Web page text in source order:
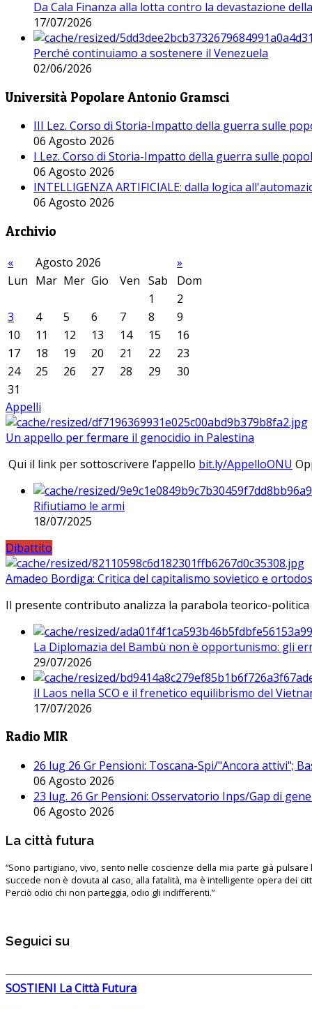
Da Cala Finanza alla lotta contro la devastazione
17/07/2026
Perché continuiamo a sostenere il Venezuela
02/06/2026
Università Popolare Antonio Gramsci
III Lez. Corso di Storia-Impatto della guerra sulle
06 Agosto 2026
I Lez. Corso di Storia-Impatto della guerra sulle
06 Agosto 2026
INTELLIGENZA ARTIFICIALE: dalla logica
06 Agosto 2026
Archivio
« Agosto 2026
»
Lun Mar Mer Gio Ven Sab
Dom
1
2
3
4 5 6 7 8
9
10
11 12 13 14 15
16
17
18 19 20 21 22
23
24
25 26 27 28 29
30
31
Appelli
Un appello per fermare il genocidio in Palestina
Qui il link per sottoscrivere l’appello bit.ly/AppelloONU
Rifiutiamo le armi
18/07/2025
Dibattito
Amadeo Bordiga: Critica del capitalismo sovietico e
Il presente contributo analizza la parabola teorico-
La Diplomazia del Bambù non è opportunismo: gli
29/07/2026
Il Laos nella SCO e il frenetico equilibrismo del
17/07/2026
Radio MIR
26 lug 26 Gr Pensioni: Toscana-Spi/"Ancora attivi";
06 Agosto 2026
23 lug. 26 Gr Pensioni: Osservatorio Inps/Gap di
06 Agosto 2026
La città futura
“Sono partigiano, vivo, sento nelle coscienze della mia parte già pulsare
succede non è dovuta al caso, alla fatalità, ma è intelligente opera dei
Perciò odio chi non parteggia, odio gli indifferenti.”
Seguici su
SOSTIENI La Città Futura